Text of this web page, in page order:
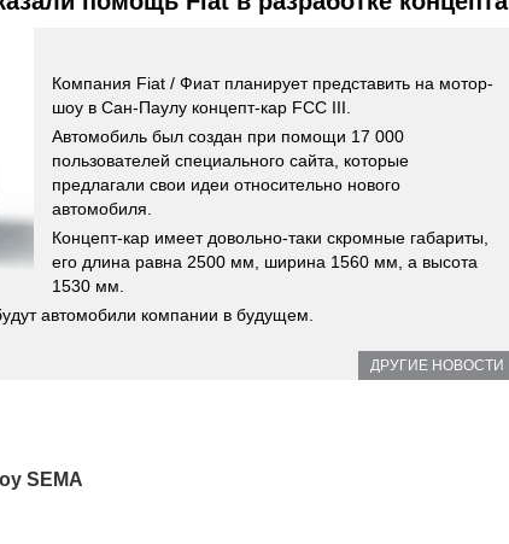
Компания Fiat / Фиат планирует представить на мотор-
шоу в Сан-Паулу концепт-кар FCC III.
Автомобиль был создан при помощи 17 000
пользователей специального сайта, которые
предлагали свои идеи относительно нового
автомобиля.
Концепт-кар имеет довольно-таки скромные габариты,
его длина равна 2500 мм, ширина 1560 мм, а высота
1530 мм.
автомобили компании в будущем.
ДРУГИЕ НОВОСТИ
SEMA